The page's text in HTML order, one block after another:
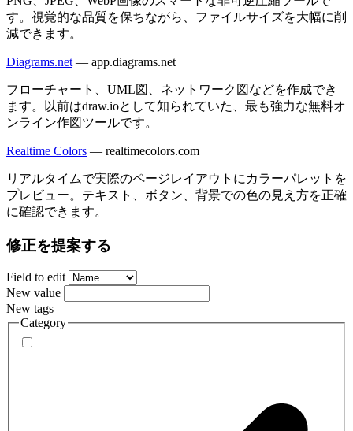
す。視覚的な品質を保ちながら、ファイルサイズを大幅に削
減できます。
Diagrams.net — app.diagrams.net
フローチャート、UML図、ネットワーク図などを作成でき
ます。以前はdraw.ioとして知られていた、最も強力な無料オ
ンライン作図ツールです。
Realtime Colors — realtimecolors.com
リアルタイムで実際のページレイアウトにカラーパレットを
プレビュー。テキスト、ボタン、背景での色の見え方を正確
に確認できます。
修正を提案する
Field to edit
New value
New tags
Category